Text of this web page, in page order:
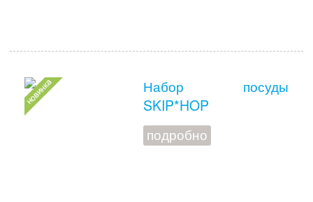
Набор посуды
SKIP*HOP
подробно